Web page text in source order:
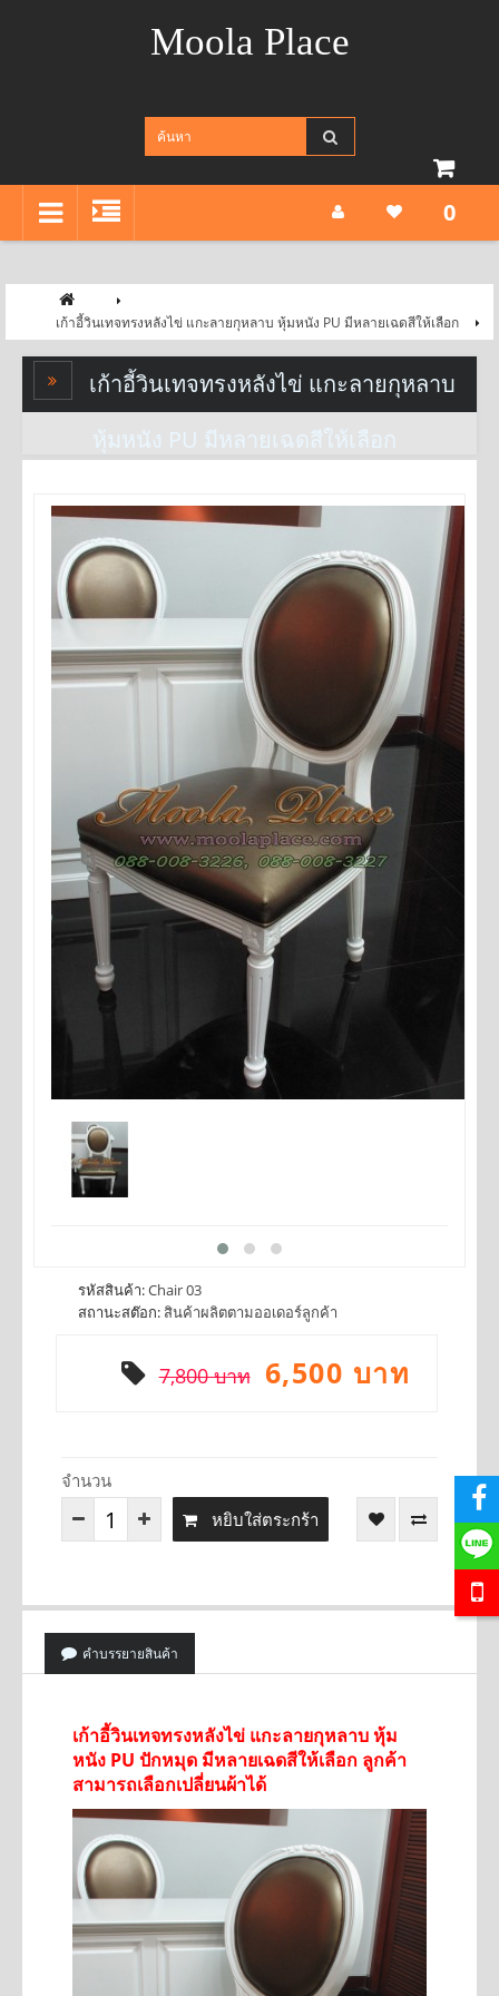
Moola Place
0
เก้าอี้วินเทจทรงหลังไข่ แกะลายกุหลาบ หุ้มหนัง PU มีหลายเฉดสีให้เลือก
เก้าอี้วินเทจทรงหลังไข่ แกะลายกุหลาบ
หุ้มหนัง PU มีหลายเฉดสีให้เลือก
รหัสสินค้า:Chair 03
สถานะสต๊อก: สินค้าผลิตตามออเดอร์ลูกค้า
7,800 บาท 6,500 บาท
จำนวน
หยิบใส่ตระกร้า
คำบรรยายสินค้า
เก้าอี้วินเทจทรงหลังไข่ แกะลายกุหลาบ หุ้ม
หนัง PU ปักหมุด มีหลายเฉดสีให้เลือก ลูกค้า
สามารถเลือกเปลี่ยนผ้าได้